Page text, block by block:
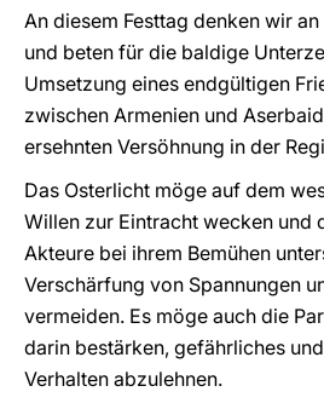
An diesem Festtag denken wir
und beten für die baldige
Umsetzung eines endgültigen
zwischen Armenien und
ersehnten Versöhnung in der
Das Osterlicht möge auf dem
Willen zur Eintracht wecken und
Akteure bei ihrem Bemühen
Verschärfung von Spannungen
vermeiden. Es möge auch die
darin bestärken, gefährliches
Verhalten abzulehnen.